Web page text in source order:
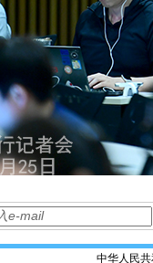
中华人民